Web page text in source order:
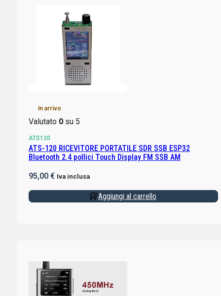
In arrivo
Valutato 0su 5
ATS120
ATS-120 RICEVITORE PORTATILE SDR SSB ESP32
Bluetooth 2.4 pollici Touch Display FM SSB AM
95,00 € Iva inclusa
Aggiungi al carrello